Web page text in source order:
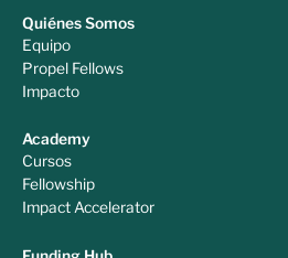
Quiénes Somos
Equipo
Propel Fellows
Impacto
Academy
Cursos
Fellowship
Impact Accelerator